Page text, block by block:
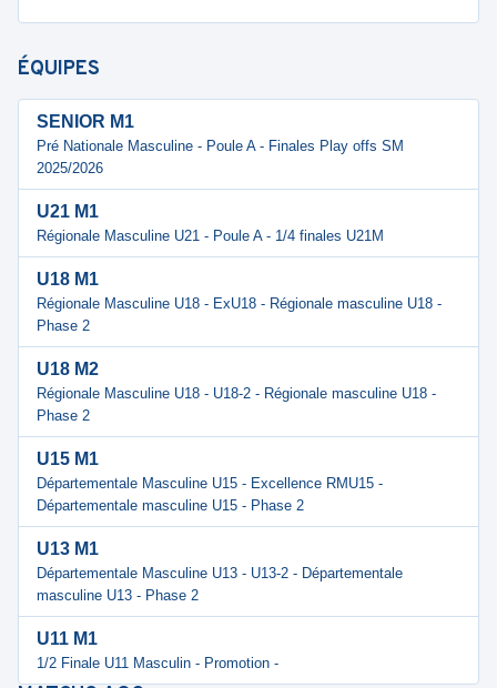
ÉQUIPES
SENIOR M1
Pré Nationale Masculine - Poule A - Finales Play offs SM
2025/2026
U21 M1
Régionale Masculine U21 - Poule A - 1/4 finales U21M
U18 M1
Régionale Masculine U18 - ExU18 - Régionale masculine U18 -
Phase 2
U18 M2
Régionale Masculine U18 - U18-2 - Régionale masculine U18 -
Phase 2
U15 M1
Départementale Masculine U15 - Excellence RMU15 -
Départementale masculine U15 - Phase 2
U13 M1
Départementale Masculine U13 - U13-2 - Départementale
masculine U13 - Phase 2
U11 M1
1/2 Finale U11 Masculin - Promotion -